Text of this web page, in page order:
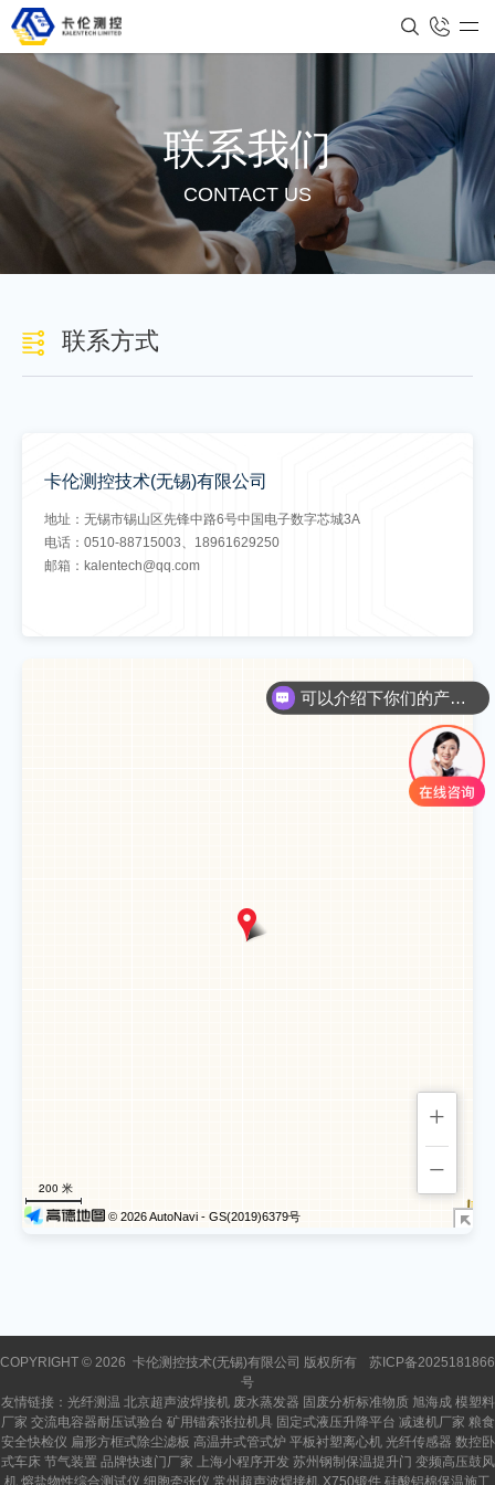
联系我们
CONTACT US
联系方式
卡伦测控技术(无锡)有限公司
地址：无锡市锡山区先锋中路6号中国电子数字芯城3A
电话：0510-88715003、18961629250
邮箱：kalentech@qq.com
COPYRIGHT © 2026 卡伦测控技术(无锡)有限公司 版权所有
苏ICP备2025181866
号
友情链接： 光纤测温 北京超声波焊接机 废水蒸发器 固废分析标准物质 旭海成 模塑料
厂家 交流电容器耐压试验台 矿用锚索张拉机具 固定式液压升降平台 减速机厂家 粮食
安全快检仪 扁形方框式除尘滤板 高温井式管式炉 平板衬塑离心机 光纤传感器 数控卧
式车床 节气装置 品牌快速门厂家 上海小程序开发 苏州钢制保温提升门 变频高压鼓风
机 熔盐物性综合测试仪 细胞牵张仪 常州超声波焊接机 X750锻件 硅酸铝棉保温施工
可以介绍下你们的产品么